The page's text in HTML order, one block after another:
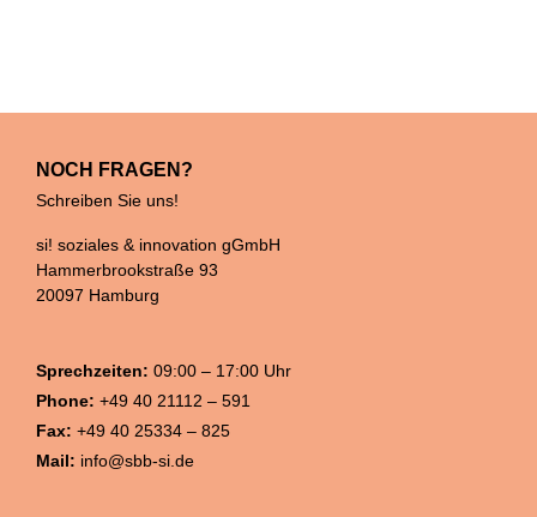
NOCH FRAGEN?
Schreiben Sie uns!
si! soziales & innovation gGmbH
Hammerbrookstraße 93
20097 Hamburg
Sprechzeiten: 09:00 – 17:00 Uhr
Phone: +49 40 21112 – 591
Fax: +49 40 25334 – 825
Mail: info@sbb-si.de